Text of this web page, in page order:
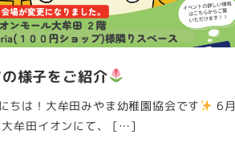
様子をご紹介
ちは！大牟田みやま幼稚園協会です
6月
大牟田イオンにて、 […]